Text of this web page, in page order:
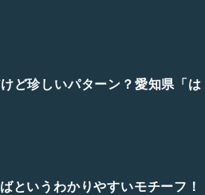
ど珍しいパターン？愛知県「は
というわかりやすいモチーフ！